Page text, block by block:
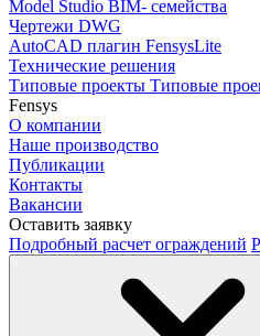
Model Studio BIM- семейства
Чертежи DWG
AutoCAD плагин FensysLite
Технические решения
Типовые проекты Типовые
Fensys
О компании
Наше производство
Публикации
Контакты
Вакансии
Оставить заявку
Подробный расчет ограждений